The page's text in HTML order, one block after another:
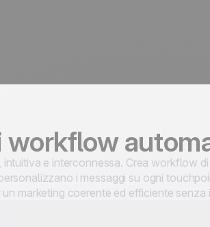
e interconnessa. Crea workflow
i messaggi su ogni
marketing coerente ed efficiente senza